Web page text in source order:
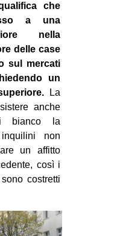
che
a una
nella
delle case
sul mercati
un
La
anche
bianco la
non
un affitto
così i
costretti